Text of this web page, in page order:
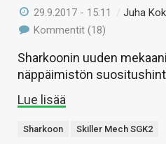
29.9.2017 - 15:11 /Juha
Kommentit (18)
Sharkoonin uuden
näppäimistön
Lue lisää
Sharkoon Skiller Mech SGK2